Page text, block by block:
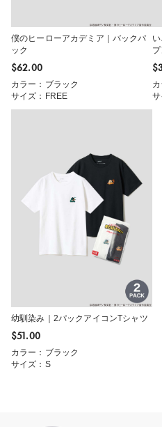
僕のヒーローアカデミア｜バックパ
ック
$‌62.00
カラー：ブラック
サイズ：FREE
幼馴染み｜2パックアイコンTシャツ
$‌51.00
カラー：ブラック
サイズ：S